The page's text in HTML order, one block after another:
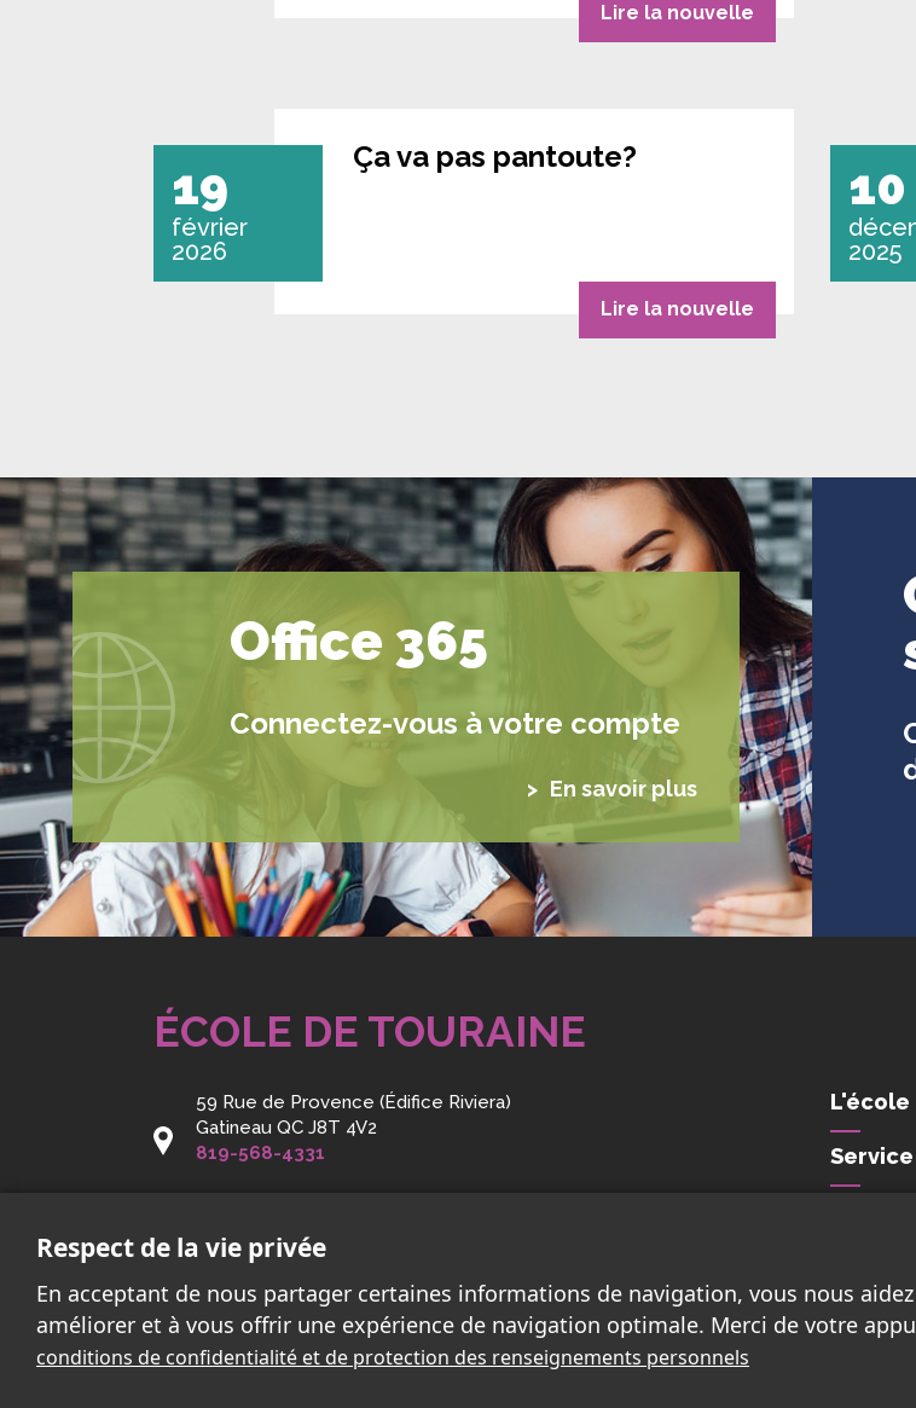
Lire la nouvelle
19
février
2026
Ça va pas pantoute?
Lire la nouvelle
10
2025
Office 365
Connectez-vous à votre compte
En savoir plus
ÉCOLE DE TOURAINE
59 Rue de Provence (Édifice Riviera)
Gatineau QC J8T 4V2
819-568-4331
Courriel:touraine@cssd.gouv.qc.ca
L'école
Respect de la vie privée
En acceptant de nous partager certaines informations de navigation, vous nous
améliorer et à vous offrir une expérience de navigation optimale. Merci de votre
conditions de confidentialité et de protection des renseignements personnels